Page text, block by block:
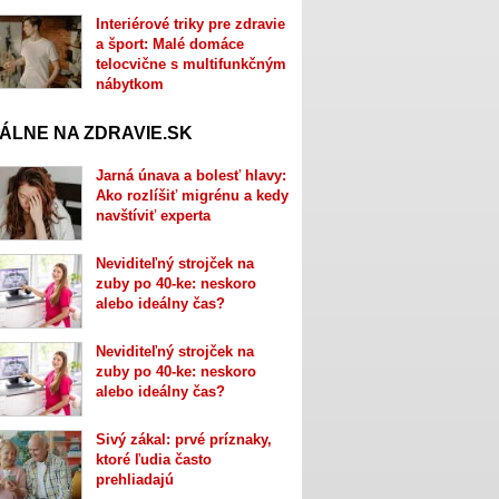
Interiérové triky pre zdravie
a šport: Malé domáce
telocvične s multifunkčným
nábytkom
NA ZDRAVIE.SK
Jarná únava a bolesť hlavy:
Ako rozlíšiť migrénu a kedy
navštíviť experta
Neviditeľný strojček na
zuby po 40-ke: neskoro
alebo ideálny čas?
Neviditeľný strojček na
zuby po 40-ke: neskoro
alebo ideálny čas?
Sivý zákal: prvé príznaky,
ktoré ľudia často
prehliadajú